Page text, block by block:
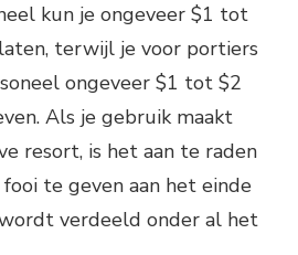
kun je ongeveer $1 tot
terwijl je voor portiers
ongeveer $1 tot $2
Als je gebruik maakt
resort, is het aan te raden
te geven aan het einde
verdeeld onder al het